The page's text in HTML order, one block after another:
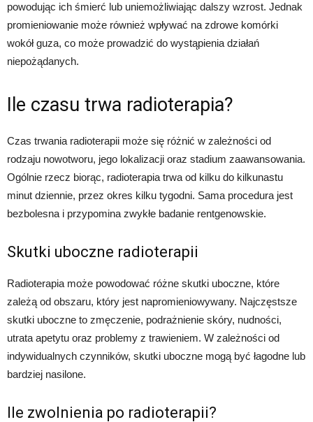
powodując ich śmierć lub uniemożliwiając dalszy wzrost. Jednak
promieniowanie może również wpływać na zdrowe komórki
wokół guza, co może prowadzić do wystąpienia działań
niepożądanych.
Ile czasu trwa radioterapia?
Czas trwania radioterapii może się różnić w zależności od
rodzaju nowotworu, jego lokalizacji oraz stadium zaawansowania.
Ogólnie rzecz biorąc, radioterapia trwa od kilku do kilkunastu
minut dziennie, przez okres kilku tygodni. Sama procedura jest
bezbolesna i przypomina zwykłe badanie rentgenowskie.
Skutki uboczne radioterapii
Radioterapia może powodować różne skutki uboczne, które
zależą od obszaru, który jest napromieniowywany. Najczęstsze
skutki uboczne to zmęczenie, podrażnienie skóry, nudności,
utrata apetytu oraz problemy z trawieniem. W zależności od
indywidualnych czynników, skutki uboczne mogą być łagodne lub
bardziej nasilone.
Ile zwolnienia po radioterapii?